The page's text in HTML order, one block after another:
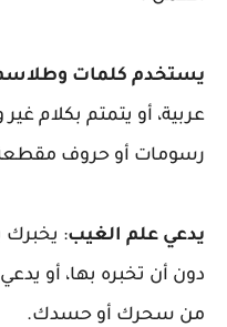
يستخدم كلمات
عربية، أو يتمتم بكلام
رسومات أو حروف مقطعة
يدعي علم الغيب: يخبرك
دون أن تخبره بها، أو
من سحرك أو حسدك.